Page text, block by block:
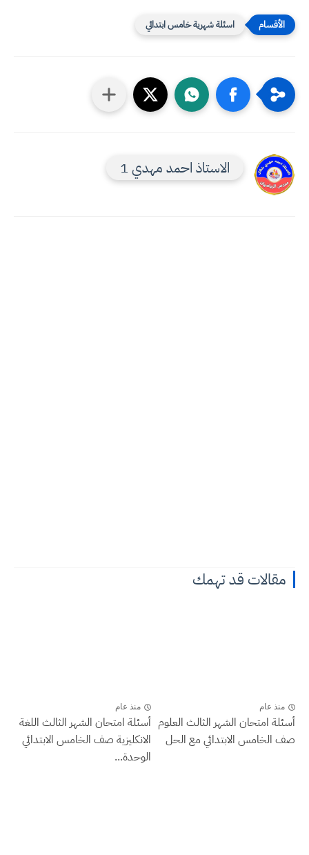
اسئلة شهرية خامس ابتدائي
الاستاذ احمد مهدي 1
مقالات قد تهمك
منذ عام
أسئلة امتحان الشهر الثالث العلوم
صف الخامس الابتدائي مع الحل
منذ عام
أسئلة امتحان الشهر الثالث اللغة
الانكليزية صف الخامس الابتدائي
الوحدة...